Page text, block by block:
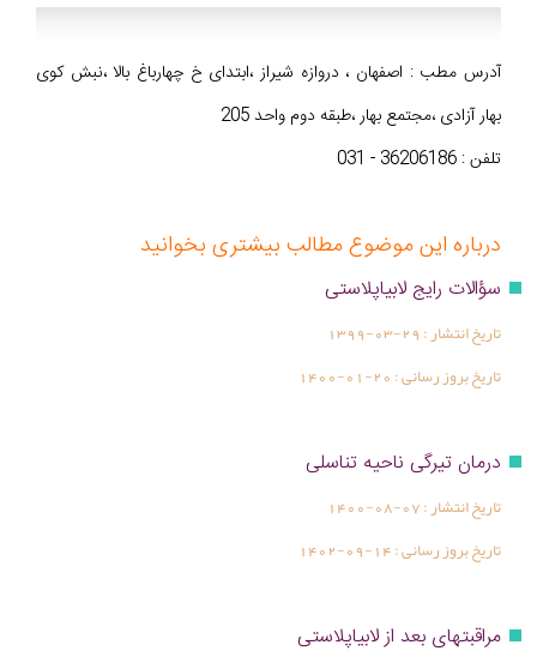
آدرس مطب : اصفهان ، دروازه شیراز ،ابتدای خ چهارباغ بالا ،نبش کوی
بهار آزادی ،مجتمع بهار ،طبقه دوم واحد 205
تلفن : 36206186 - 031
درباره این موضوع مطالب بیشتری بخوانید
سؤالات رایج لابیاپلاستی
تاریخ انتشار :1399-03-29
تاریخ بروز رسانی :1400-01-20
درمان تیرگی ناحیه تناسلی
تاریخ انتشار :1400-08-07
تاریخ بروز رسانی :1402-09-14
مراقبتهای بعد از لابیاپلاستی